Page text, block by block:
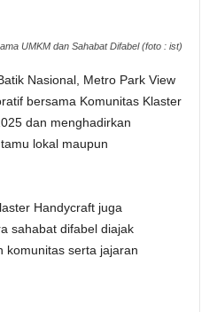
UMKM dan Sahabat Difabel (foto : ist)
Nasional, Metro Park View
bersama Komunitas Klaster
dan menghadirkan
lokal maupun
Handycraft juga
sahabat difabel diajak
komunitas serta jajaran